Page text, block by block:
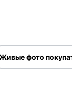
Живые фото